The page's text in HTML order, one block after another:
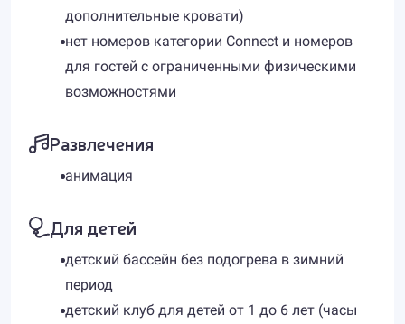
дополнительные кровати)
нет номеров категории Connect и номеров
для гостей с ограниченными физическими
возможностями
Развлечения
анимация
Для детей
детский бассейн без подогрева в зимний
период
детский клуб для детей от 1 до 6 лет (часы